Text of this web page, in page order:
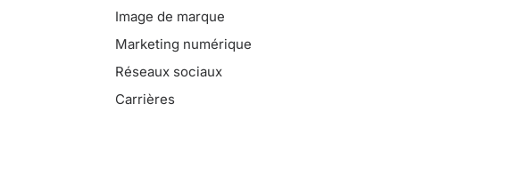
Image de marque
Marketing numérique
Réseaux sociaux
Carrières